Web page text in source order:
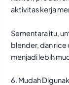
aktivitas kerja
Sementara itu,
blender, dan
menjadi lebih
6. Mudah